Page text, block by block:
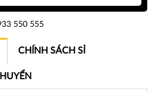
550 555
CHÍNH SÁCH SỈ